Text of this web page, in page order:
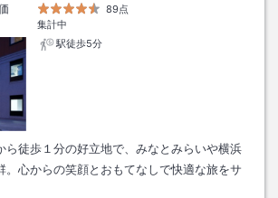
89点
集計中
駅徒歩5分
ら徒歩１分の好立地で、みなとみらいや横浜
。心からの笑顔とおもてなしで快適な旅をサ